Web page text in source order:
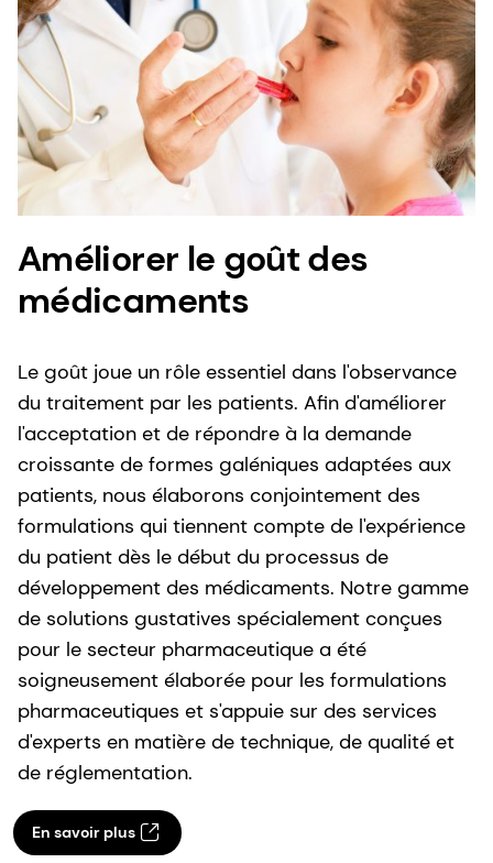
Améliorer le goût des
médicaments
Le goût joue un rôle essentiel dans l'observance
du traitement par les patients. Afin d'améliorer
l'acceptation et de répondre à la demande
croissante de formes galéniques adaptées aux
patients, nous élaborons conjointement des
formulations qui tiennent compte de l'expérience
du patient dès le début du processus de
développement des médicaments. Notre gamme
de solutions gustatives spécialement conçues
pour le secteur pharmaceutique a été
soigneusement élaborée pour les formulations
pharmaceutiques et s'appuie sur des services
d'experts en matière de technique, de qualité et
de réglementation.
En savoir plus